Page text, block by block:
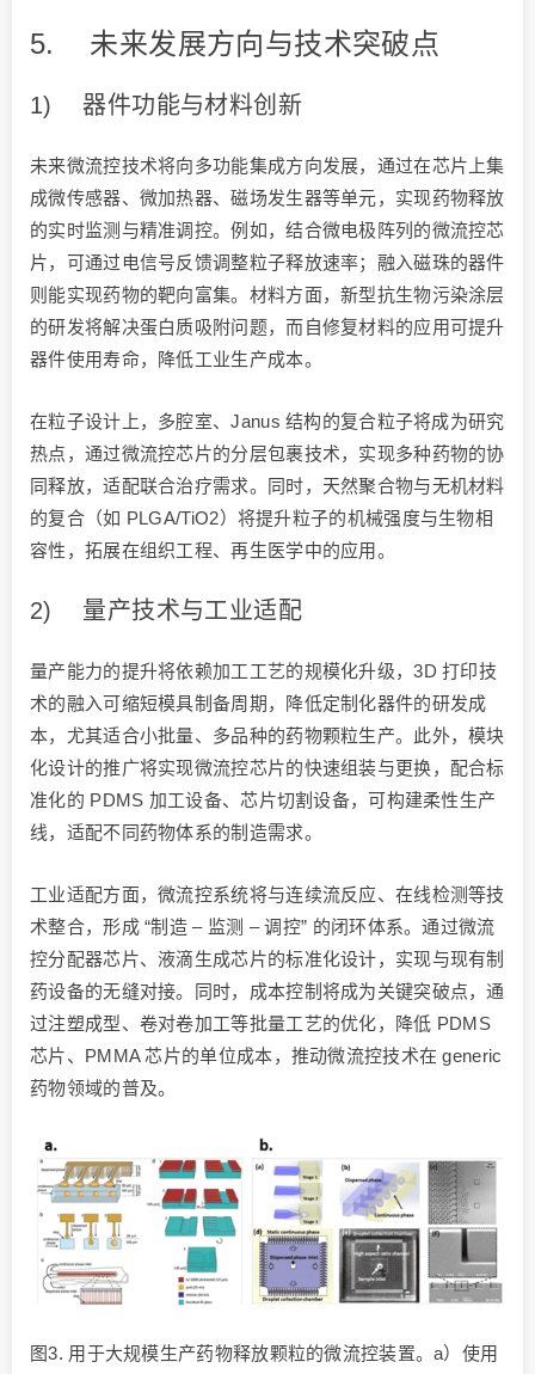
5. 未来发展方向与技术突破点
1) 器件功能与材料创新
未来微流控技术将向多功能集成方向发展，通过在芯片上集
成微传感器、微加热器、磁场发生器等单元，实现药物释放
的实时监测与精准调控。例如，结合微电极阵列的微流控芯
片，可通过电信号反馈调整粒子释放速率；融入磁珠的器件
则能实现药物的靶向富集。材料方面，新型抗生物污染涂层
的研发将解决蛋白质吸附问题，而自修复材料的应用可提升
器件使用寿命，降低工业生产成本。
在粒子设计上，多腔室、Janus 结构的复合粒子将成为研究
热点，通过微流控芯片的分层包裹技术，实现多种药物的协
同释放，适配联合治疗需求。同时，天然聚合物与无机材料
的复合（如 PLGA/TiO2）将提升粒子的机械强度与生物相
容性，拓展在组织工程、再生医学中的应用。
2) 量产技术与工业适配
量产能力的提升将依赖加工工艺的规模化升级，3D 打印技
术的融入可缩短模具制备周期，降低定制化器件的研发成
本，尤其适合小批量、多品种的药物颗粒生产。此外，模块
化设计的推广将实现微流控芯片的快速组装与更换，配合标
准化的 PDMS 加工设备、芯片切割设备，可构建柔性生产
线，适配不同药物体系的制造需求。
工业适配方面，微流控系统将与连续流反应、在线检测等技
术整合，形成 “制造 – 监测 – 调控” 的闭环体系。通过微流
控分配器芯片、液滴生成芯片的标准化设计，实现与现有制
药设备的无缝对接。同时，成本控制将成为关键突破点，通
过注塑成型、卷对卷加工等批量工艺的优化，降低 PDMS
芯片、PMMA 芯片的单位成本，推动微流控技术在 generic
药物领域的普及。
图3. 用于大规模生产药物释放颗粒的微流控装置。a）使用